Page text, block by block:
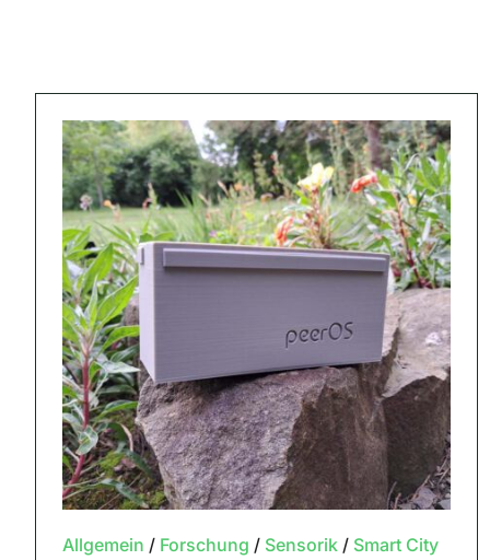
Allgemein / Forschung / Sensorik/ Smart City